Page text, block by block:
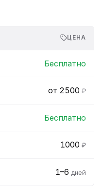
ЦЕНА
Бесплатно
от 2500 ₽
Бесплатно
1000 ₽
1–6 дней